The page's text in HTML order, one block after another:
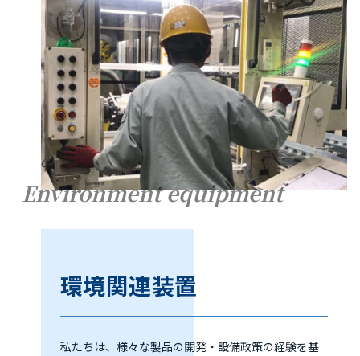
Environment equipment
環境関連装置
私たちは、様々な製品の開発・設備政策の経験を基